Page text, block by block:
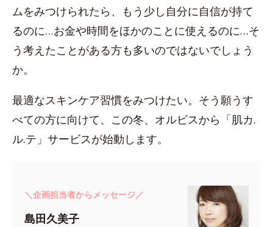
ムをみつけられたら、もう少し自分に自信が持て
るのに…お金や時間をほかのことに使えるのに…そ
う考えたことがある方も多いのではないでしょう
か。
最適なスキンケア習慣をみつけたい。そう願うす
べての方に向けて、この冬、オルビスから「肌カ.
ル.テ」サービスが始動します。
＼企画担当者からメッセージ／
島田久美子